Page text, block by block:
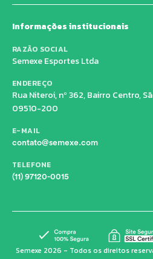
Informações institucionais
RAZÃO SOCIAL
Semexe Esportes Ltda
ENDEREÇO
Rua Niteroi, nº 362, Bairro Centro,
09510-200
E-MAIL
contato@semexe.com
TELEFONE
(11) 97120-0015
Semexe 2026 - Todos os direitos